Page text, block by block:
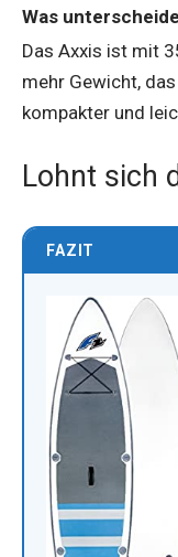
Was
Das Axxis ist mit
mehr Gewicht,
kompakter und
Lohnt sich
FAZIT